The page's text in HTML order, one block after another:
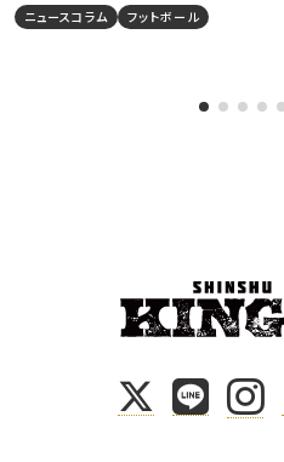
ニュースコラム フットボール